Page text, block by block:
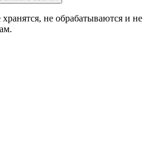
не обрабатываются и не